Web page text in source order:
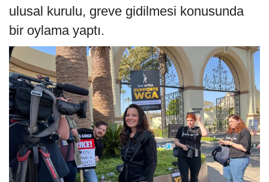
ulusal kurulu, greve gidilmesi konusunda
bir oylama yaptı.